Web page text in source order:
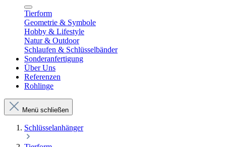
Tierform
Geometrie & Symbole
Hobby & Lifestyle
Natur & Outdoor
Schlaufen & Schlüsselbänder
Sonderanfertigung
Über Uns
Referenzen
Rohlinge
Menü schließen
Schlüsselanhänger